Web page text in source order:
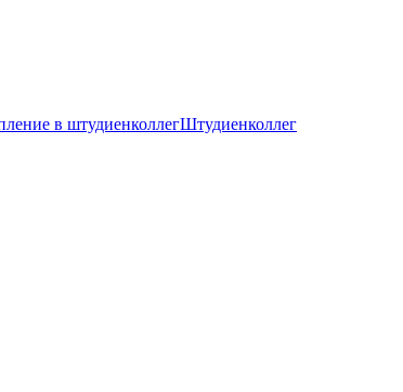
Штудиенколлег